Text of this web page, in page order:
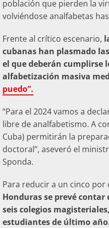
población que pierden la
volviéndose analfabetas
Frente al crítico escenario,
cubanas han plasmado
el que deberán cumplirse
alfabetización masiva
puedo”.
“Para el 2024 vamos a
libre de analfabetismo. A
Cuba) permitirán la
doctoral”, aseveró el
Sponda.
Para reducir a un cinco
Honduras se prevé
seis colegios
estudiantes de último